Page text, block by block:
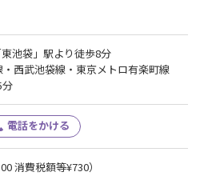
池袋」駅より徒歩8分
西武池袋線・東京メトロ有楽町線
分
電話をかける
消費税額等¥730）